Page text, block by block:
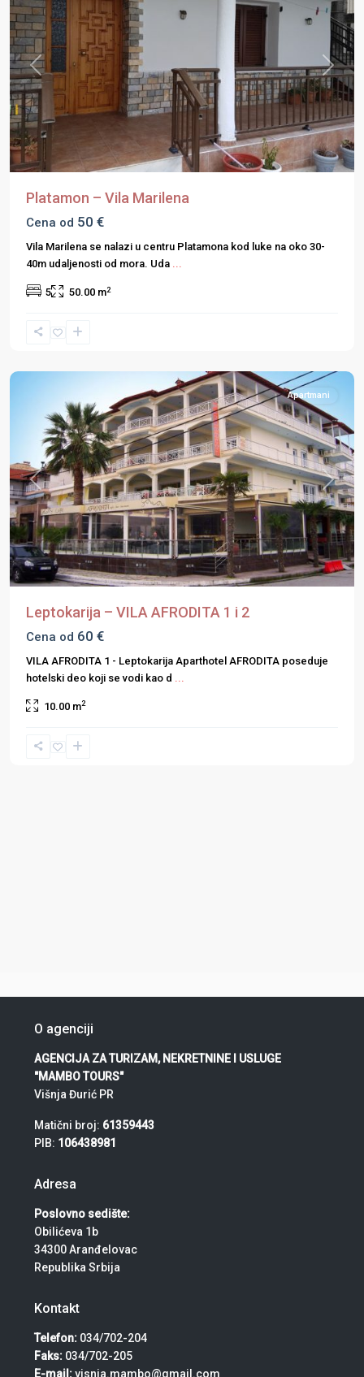
Previous Next
Platamon – Vila Marilena
Cena od 50 €
Vila Marilena se nalazi u centru Platamona kod luke na oko 30-
40m udaljenosti od mora. Uda ...
5 50.00 m2
Olimpska
Previous Next
Apartmani
Leptokarija – VILA AFRODITA 1 i 2
Cena od 60 €
VILA AFRODITA 1 - Leptokarija Aparthotel AFRODITA poseduje
hotelski deo koji se vodi kao d ...
10.00 m2
O agenciji
AGENCIJA ZA TURIZAM, NEKRETNINE I USLUGE
"MAMBO TOURS"
Višnja Đurić PR
Matični broj: 61359443
PIB: 106438981
Adresa
Poslovno sedište:
Obilićeva 1b
34300 Aranđelovac
Republika Srbija
Kontakt
Telefon: 034/702-204
Faks: 034/702-205
E-mail:visnja.mambo@gmail.com